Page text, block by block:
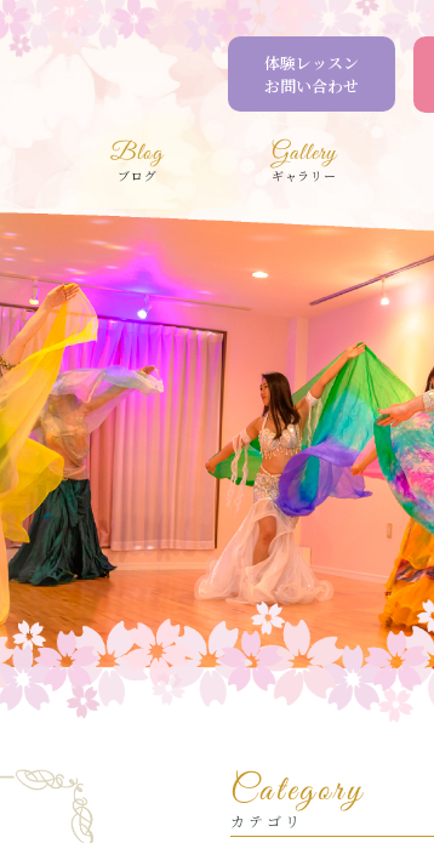
体験レッスン
お問い合わせ
Blog
ブログ
Gallery
ギャラリー
Category
カテゴリ